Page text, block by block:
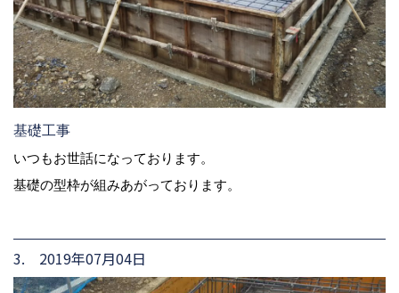
基礎工事
いつもお世話になっております。
基礎の型枠が組みあがっております。
3. 2019年07月04日